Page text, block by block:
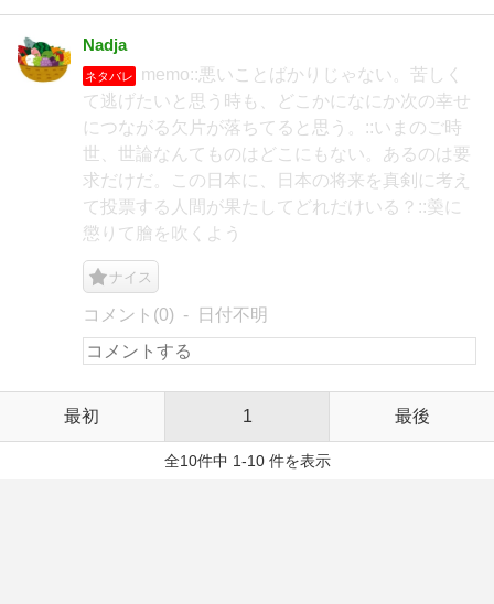
Nadja
ネタバレ
memo::悪いことばかりじゃない。苦しく
て逃げたいと思う時も、どこかになにか次の幸せ
につながる欠片が落ちてると思う。::いまのご時
世、世論なんてものはどこにもない。あるのは要
求だけだ。この日本に、日本の将来を真剣に考え
て投票する人間が果たしてどれだけいる？::羮に
懲りて膾を吹くよう
ナイス
コメント(0) 日付不明
最初 1 最後
全10件中 1-10 件を表示